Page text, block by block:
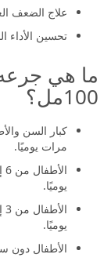
علاج الضعف
تحسين الأداء
ما هي
100مل؟
مرات يوميًا.
يوميًا.
يوميًا.
الأطفال دون سن 3 سنوات: استشر